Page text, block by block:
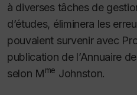
à diverses tâches de
d’études, éliminera les
pouvaient survenir avec
publication de l’Annuaire
selon Mme Johnston.